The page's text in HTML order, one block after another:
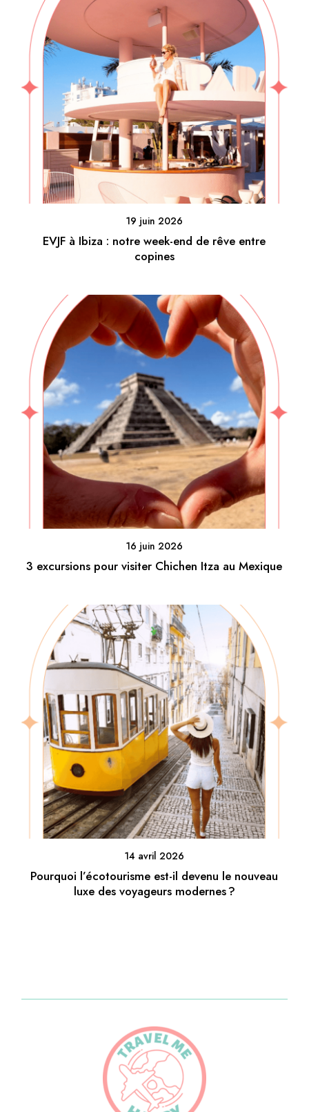
19 juin 2026
EVJF à Ibiza : notre week-end de rêve entre
copines
16 juin 2026
3 excursions pour visiter Chichen Itza au Mexique
14 avril 2026
Pourquoi l’écotourisme est-il devenu le nouveau
luxe des voyageurs modernes ?